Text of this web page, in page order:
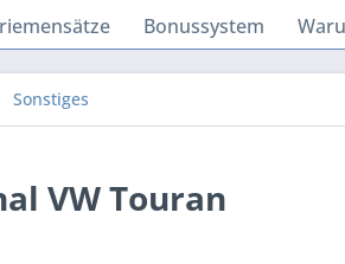
Bonussystem
Sonstiges
VW Touran